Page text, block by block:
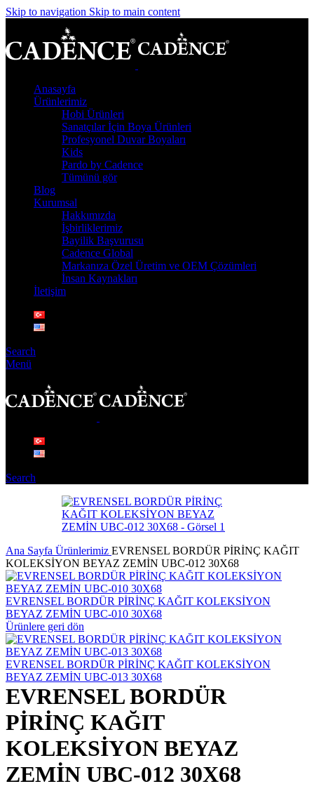
Skip to navigation Skip to main content
Anasayfa
Ürünlerimiz
Hobi Ürünleri
Sanatçılar İçin Boya Ürünleri
Profesyonel Duvar Boyaları
Kids
Pardo by Cadence
Tümünü gör
Blog
Kurumsal
Hakkımızda
İşbirliklerimiz
Bayilik Başvurusu
Cadence Global
Markanıza Özel Üretim ve OEM Çözümleri
İnsan Kaynakları
İletişim
Search
Menü
Search
Ana Sayfa Ürünlerimiz EVRENSEL BORDÜR PİRİNÇ KAĞIT
KOLEKSİYON BEYAZ ZEMİN UBC-012 30X68
EVRENSEL BORDÜR PİRİNÇ KAĞIT KOLEKSİYON
BEYAZ ZEMİN UBC-010 30X68
Ürünlere geri dön
EVRENSEL BORDÜR PİRİNÇ KAĞIT KOLEKSİYON
BEYAZ ZEMİN UBC-013 30X68
EVRENSEL BORDÜR
PİRİNÇ KAĞIT
KOLEKSİYON BEYAZ
ZEMİN UBC-012 30X68